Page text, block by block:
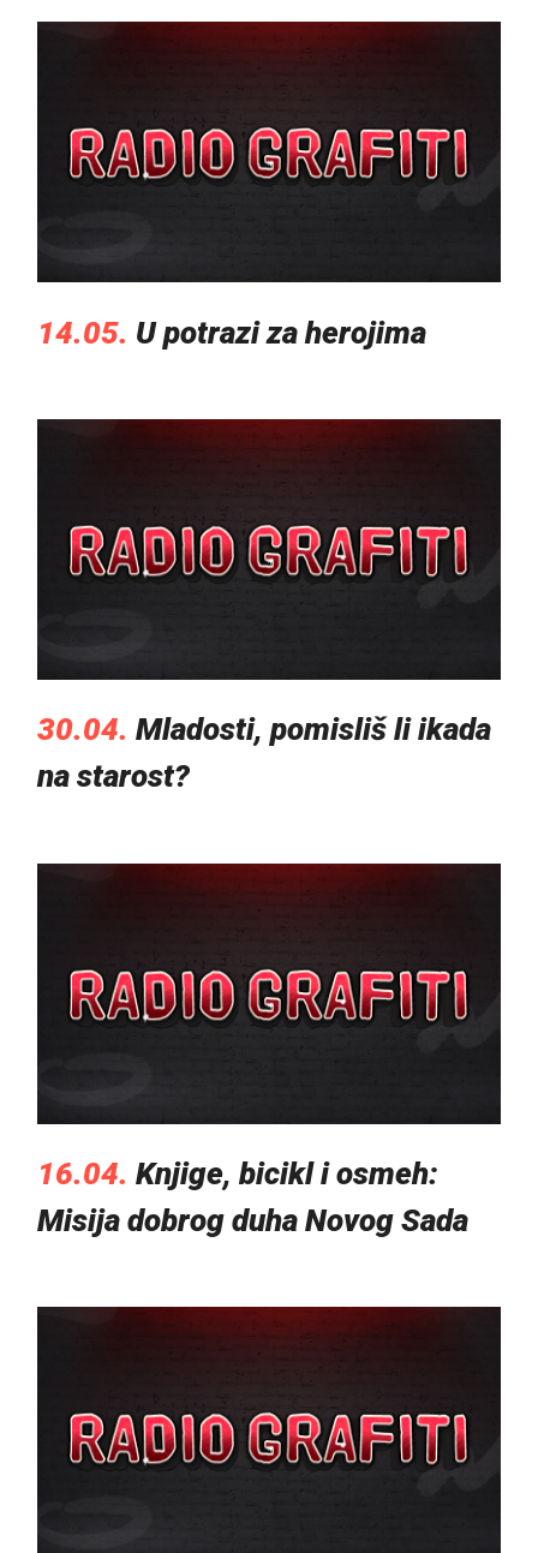
14.05. U potrazi za herojima
30.04. Mladosti, pomisliš li ikada
na starost?
16.04. Knjige, bicikl i osmeh:
Misija dobrog duha Novog Sada